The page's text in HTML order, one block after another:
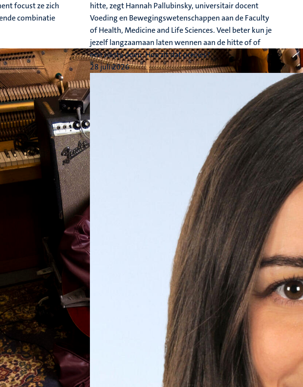
focust ze zich
combinatie
hitte, zegt Hannah Pallubinsky, universitair docent
Voeding en Bewegingswetenschappen aan de Faculty
of Health, Medicine and Life Sciences. Veel beter kun je
jezelf langzaamaan laten wennen aan de hitte of of
een siësta doen. Hoe zit dat precies?
28 juli 2026